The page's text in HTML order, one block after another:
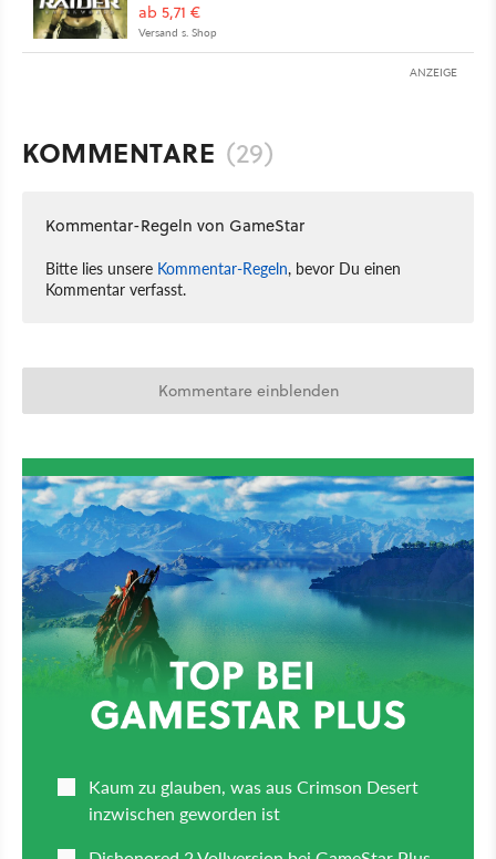
ab 5,71 €
Versand s. Shop
ANZEIGE
KOMMENTARE (29)
Kommentar-Regeln von GameStar
Bitte lies unsere Kommentar-Regeln, bevor Du einen
Kommentar verfasst.
Kommentare einblenden